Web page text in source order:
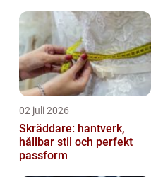
02 juli 2026
Skräddare: hantverk,
hållbar stil och perfekt
passform